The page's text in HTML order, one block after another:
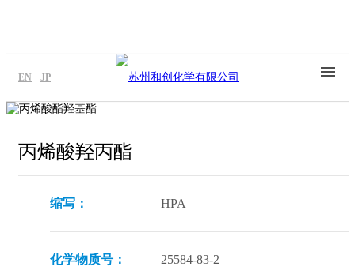
EN JP
丙烯酸羟丙酯
缩写： HPA
化学物质号： 25584-83-2